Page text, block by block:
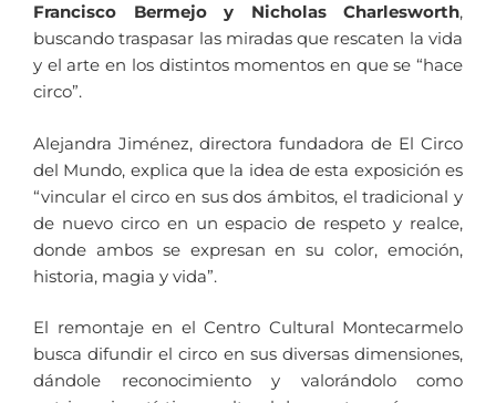
Francisco Bermejo y Nicholas Charlesworth,
buscando traspasar las miradas que rescaten la vida
y el arte en los distintos momentos en que se “hace
circo”.
Alejandra Jiménez, directora fundadora de El Circo
del Mundo, explica que la idea de esta exposición es
“vincular el circo en sus dos ámbitos, el tradicional y
de nuevo circo en un espacio de respeto y realce,
donde ambos se expresan en su color, emoción,
historia, magia y vida”.
El remontaje en el Centro Cultural Montecarmelo
busca difundir el circo en sus diversas dimensiones,
dándole reconocimiento y valorándolo como